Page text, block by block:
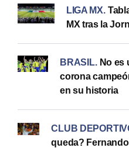
LIGA MX.
MX tras la
BRASIL. No es
corona
en su historia
CLUB
queda?